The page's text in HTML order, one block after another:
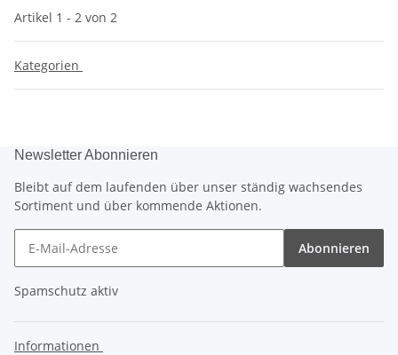
Artikel 1 - 2 von 2
Kategorien
Newsletter Abonnieren
Bleibt auf dem laufenden über unser ständig wachsendes
Sortiment und über kommende Aktionen.
Abonnieren
Spamschutz aktiv
Informationen